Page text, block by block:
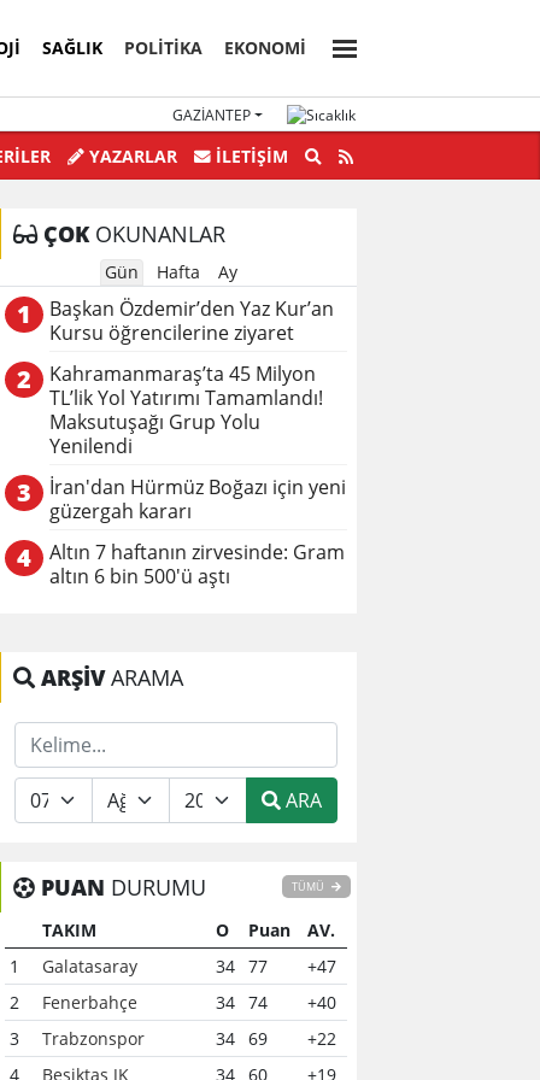
SAĞLIK POLİTİKA EKONOMİ
GAZIANTEP
Yolsuzluklar bitmek bilmiyor.
YAZARLAR İLETIŞIM
ÇOKOKUNANLAR
Gün Hafta Ay
1
Başkan Özdemir’den Yaz Kur’an
Kursu öğrencilerine ziyaret
2
Kahramanmaraş’ta 45 Milyon
TL’lik Yol Yatırımı Tamamlandı!
Maksutuşağı Grup Yolu
Yenilendi
3
İran'dan Hürmüz Boğazı için yeni
güzergah kararı
4
Altın 7 haftanın zirvesinde: Gram
altın 6 bin 500'ü aştı
ARŞİVARAMA
ARA
PUAN DURUMU TÜMÜ
TAKIM O Puan
AV.
1
Galatasaray 34 77
+47
2
Fenerbahçe 34 74
+40
3
Trabzonspor 34 69
+22
4
Beşiktaş JK 34 60
+19